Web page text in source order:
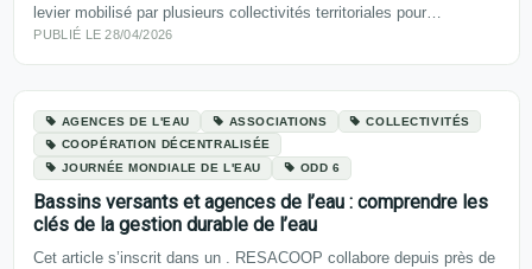
levier mobilisé par plusieurs collectivités territoriales pour…
PUBLIÉ LE 28/04/2026
AGENCES DE L'EAU ASSOCIATIONS
COLLECTIVITÉS
COOPÉRATION DÉCENTRALISÉE
JOURNÉE MONDIALE DE L'EAU
ODD 6
Bassins versants et agences de l’eau : comprendre les
clés de la gestion durable de l’eau
Cet article s’inscrit dans un . RESACOOP collabore depuis près de